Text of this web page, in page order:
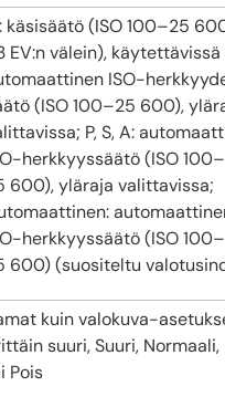
käsisäätö (ISO 100–25
EV:n välein), käytettävissä
ISO-
(ISO 100–25 600),
P, S, A:
herkkyyssäätö (ISO 100–
600), yläraja valittavissa;
herkkyyssäätö (ISO 100–
600) (suositeltu
kuin valokuva-
suuri, Suuri, Normaali,
Pois